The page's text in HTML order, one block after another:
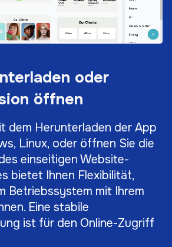
oder
öffnen
dem Herunterladen der App
Linux, oder öffnen Sie die
einseitigen Website-
bietet Ihnen Flexibilität,
Betriebssystem mit Ihrem
Eine stabile
ist für den Online-Zugriff